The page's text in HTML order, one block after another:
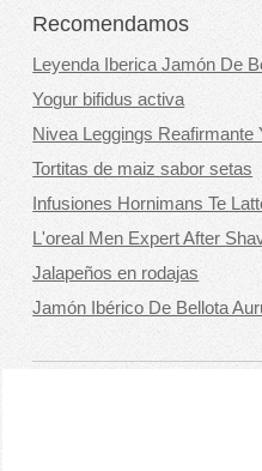
Recomendamos
Leyenda Iberica Jamón De
Yogur bifidus activa
Nivea Leggings Reafirmante
Tortitas de maiz sabor setas
Infusiones Hornimans Te
L'oreal Men Expert After
Jalapeños en rodajas
Jamón Ibérico De Bellota